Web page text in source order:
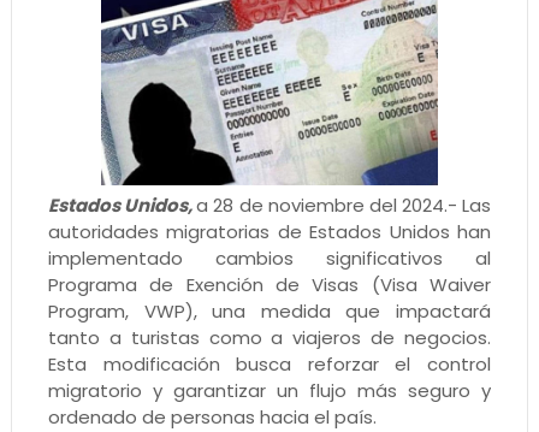
Estados Unidos,a 28 de noviembre del 2024.- Las
autoridades migratorias de Estados Unidos han
implementado cambios significativos al
Programa de Exención de Visas (Visa Waiver
Program, VWP), una medida que impactará
tanto a turistas como a viajeros de negocios.
Esta modificación busca reforzar el control
migratorio y garantizar un flujo más seguro y
ordenado de personas hacia el país.